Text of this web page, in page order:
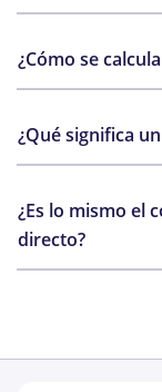
¿Cómo se
¿Qué significa
¿Es lo mismo el
directo?